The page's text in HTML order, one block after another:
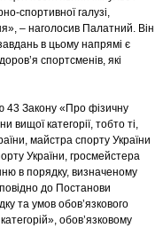
спортивної галузі,
– наголосив Палатний. Він
в цьому напрямі є
спортсменів, які
43 Закону «Про фізичну
категорії, тобто ті,
майстра спорту України
України, гросмейстера
в порядку, визначеному
до Постанови
та умов обов’язкового
обов’язковому